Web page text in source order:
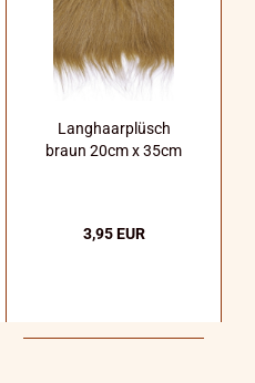
Langhaarplüsch
braun 20cm x 35cm
3,95 EUR